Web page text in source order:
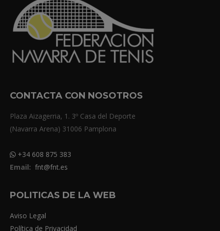
CONTACTA CON NOSOTROS
Plaza Aizagerria, 1. 3º Casa del Deporte
(Navarra Arena) 31006 Pamplona
+34 608 875 383
Email: fnt@fnt.es
POLITICAS DE LA WEB
Aviso Legal
Política de Privacidad